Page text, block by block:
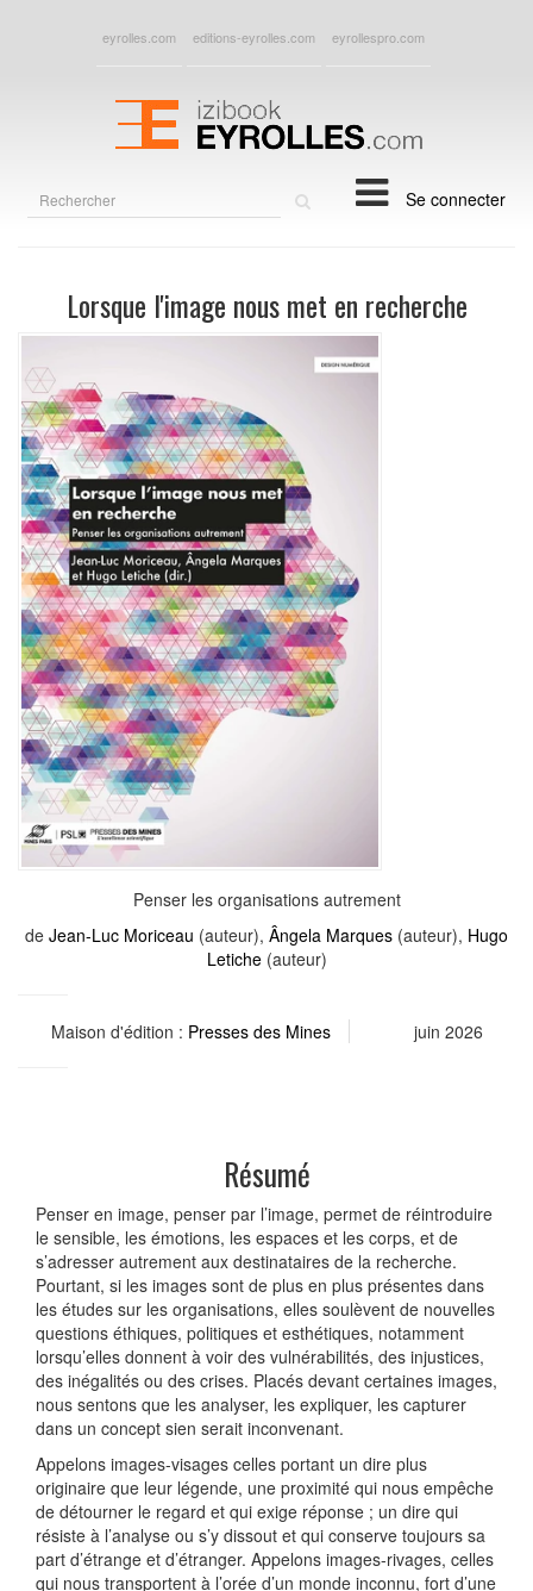
eyrolles.com editions-eyrolles.com eyrollespro.com
Se connecter
Lorsque l'image nous met en recherche
Penser les organisations autrement
de Jean-Luc Moriceau (auteur), Ângela Marques (auteur), Hugo
Letiche(auteur)
Maison d'édition : Presses des Mines juin 2026
Résumé
Penser en image, penser par l’image, permet de réintroduire
le sensible, les émotions, les espaces et les corps, et de
s’adresser autrement aux destinataires de la recherche.
Pourtant, si les images sont de plus en plus présentes dans
les études sur les organisations, elles soulèvent de nouvelles
questions éthiques, politiques et esthétiques, notamment
lorsqu’elles donnent à voir des vulnérabilités, des injustices,
des inégalités ou des crises. Placés devant certaines images,
nous sentons que les analyser, les expliquer, les capturer
dans un concept sien serait inconvenant.
Appelons images-visages celles portant un dire plus
originaire que leur légende, une proximité qui nous empêche
de détourner le regard et qui exige réponse ; un dire qui
résiste à l’analyse ou s’y dissout et qui conserve toujours sa
part d’étrange et d’étranger. Appelons images-rivages, celles
qui nous transportent à l’orée d’un monde inconnu, fort d’une